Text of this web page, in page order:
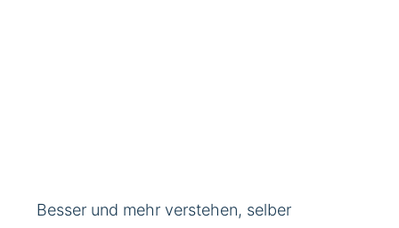
Besser und mehr verstehen, selber